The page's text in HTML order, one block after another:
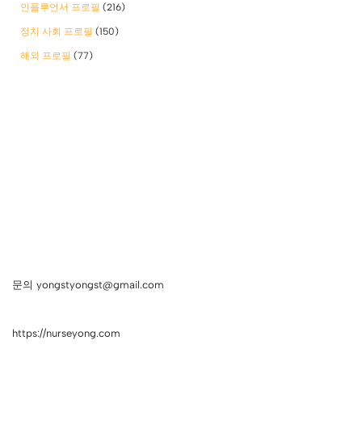
인플루언서 프로필 (216)
정치 사회 프로필 (150)
해외 프로필 (77)
문의 yongstyongst@gmail.com
https://nurseyong.com